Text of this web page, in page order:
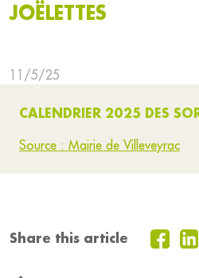
JOËLETTES
11/5/25
CALENDRIER 2025 DES
Source : Mairie de Villeveyrac
Share this article